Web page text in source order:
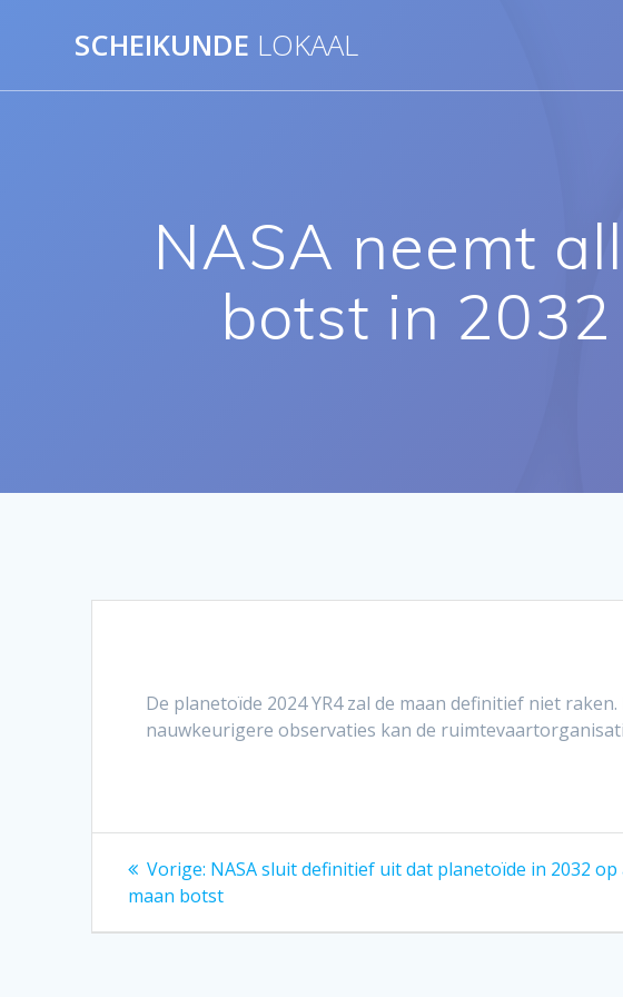
inhoud
SCHEIKUNDE LOKAAL
NASA neemt
botst in
De planetoïde 2024 YR4 zal de maan definitief niet
nauwkeurigere observaties kan de
Bericht
navigatie
Vorige: Vorig
bericht:
NASA sluit definitief uit dat planetoïde in 2032
maan botst